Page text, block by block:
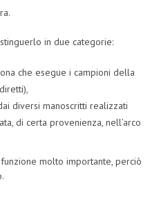
in due categorie:
che esegue i campioni della
diversi manoscritti realizzati
di certa provenienza, nell’arco
molto importante, perciò